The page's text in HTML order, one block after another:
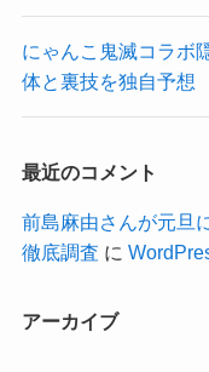
にゃんこ鬼滅コラボ
体と裏技を独自予想
最近のコメント
前島麻由さんが元旦
徹底調査 に
アーカイブ